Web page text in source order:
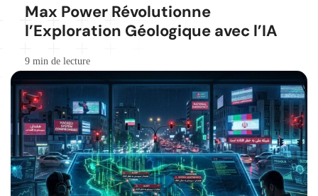
Max Power Révolutionne
l’Exploration Géologique avec l’IA
9 min de lecture